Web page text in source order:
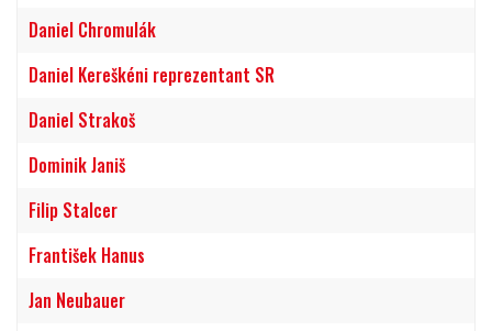
Daniel Chromulák
Daniel Kereškéni reprezentant SR
Daniel Strakoš
Dominik Janiš
Filip Stalcer
František Hanus
Jan Neubauer